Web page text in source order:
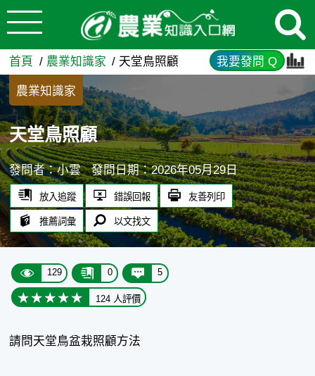
跳到主要內容
天堂鳥照顧 - 農業知識入口網
首頁 農業知識家 天堂鳥照顧 我要發問 Q
農業知識家
天堂鳥照顧
發問者：小雲 發問日期：2026年05月29日
放入追蹤 錯誤回報 友善列印
推薦詞彙 以文找文
129 0 5
124 人評價
請問天堂鳥盆栽照顧方法